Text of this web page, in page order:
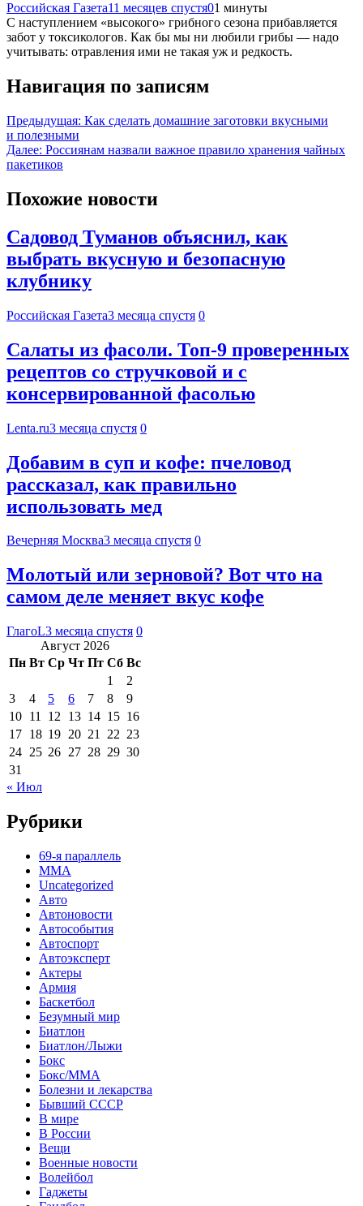
Российская Газета11 месяцев спустя01 минуты
С наступлением «высокого» грибного сезона прибавляется
забот у токсикологов. Как бы мы ни любили грибы — надо
учитывать: отравления ими не такая уж и редкость.
Навигация по записям
Предыдущая: Как сделать домашние заготовки вкусными
и полезными
Далее: Россиянам назвали важное правило хранения чайных
пакетиков
Похожие новости
Садовод Туманов объяснил, как
выбрать вкусную и безопасную
клубнику
Российская Газета3 месяца спустя 0
Салаты из фасоли. Топ-9 проверенных
рецептов со стручковой и с
консервированной фасолью
Lenta.ru3 месяца спустя 0
Добавим в суп и кофе: пчеловод
рассказал, как правильно
использовать мед
Вечерняя Москва3 месяца спустя 0
Молотый или зерновой? Вот что на
самом деле меняет вкус кофе
ГлагоL3 месяца спустя 0
Август 2026
Пн Вт Ср Чт Пт Сб Вс
1
2
3
4 5 6 7 8
9
10 11 12 13 14 15 16
17 18 19 20 21 22 23
24 25 26 27 28 29 30
31
« Июл
Рубрики
69-я параллель
MMA
Uncategorized
Авто
Автоновости
Автособытия
Автоспорт
Автоэксперт
Актеры
Армия
Баскетбол
Безумный мир
Биатлон
Биатлон/Лыжи
Бокс
Бокс/MMA
Болезни и лекарства
Бывший СССР
В мире
В России
Вещи
Военные новости
Волейбол
Гаджеты